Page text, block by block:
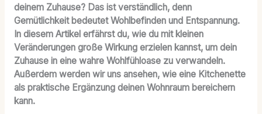
deinem Zuhause? Das ist verständlich, denn
Gemütlichkeit bedeutet Wohlbefinden und Entspannung.
In diesem Artikel erfährst du, wie du mit kleinen
Veränderungen große Wirkung erzielen kannst, um dein
Zuhause in eine wahre Wohlfühloase zu verwandeln.
Außerdem werden wir uns ansehen, wie eine Kitchenette
als praktische Ergänzung deinen Wohnraum bereichern
kann.